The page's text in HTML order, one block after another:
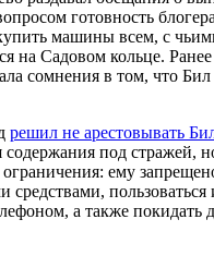
готовность
машины всем, с
на Садовом кольце.
сомнения в том, что
решил не арестовывать
содержания под стражей,
ему
средствами, пользоваться
а также покидать